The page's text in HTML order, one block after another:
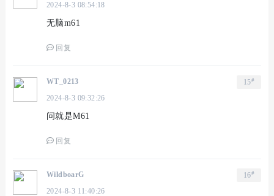
2024-8-3 08:54:18
无脑m61
回复
15#
WT_0213
2024-8-3 09:32:26
问就是M61
回复
16#
WildboarG
2024-8-3 11:40:26